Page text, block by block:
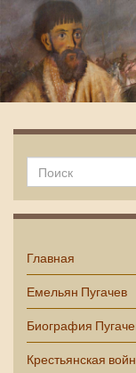
Емельян
Главная
Емельян Пугачев
Биография
Крестьянская